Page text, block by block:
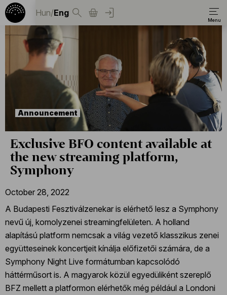
Hun/Eng
Announcement
Exclusive BFO content available at
the new streaming platform,
Symphony
October 28, 2022
A Budapesti Fesztiválzenekar is elérhető lesz a Symphony
nevű új, komolyzenei streamingfelületen. A holland
alapítású platform nemcsak a világ vezető klasszikus zenei
együtteseinek koncertjeit kínálja előfizetői számára, de a
Symphony Night Live formátumban kapcsolódó
háttérműsort is. A magyarok közül egyedüliként szereplő
BFZ mellett a platformon elérhetők még például a Londoni